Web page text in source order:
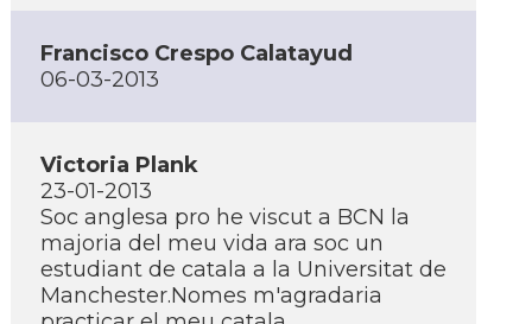
Francisco Crespo Calatayud
06-03-2013
Victoria Plank
23-01-2013
Soc anglesa pro he viscut a BCN la
majoria del meu vida ara soc un
estudiant de catala a la Universitat de
Manchester.Nomes m'agradaria